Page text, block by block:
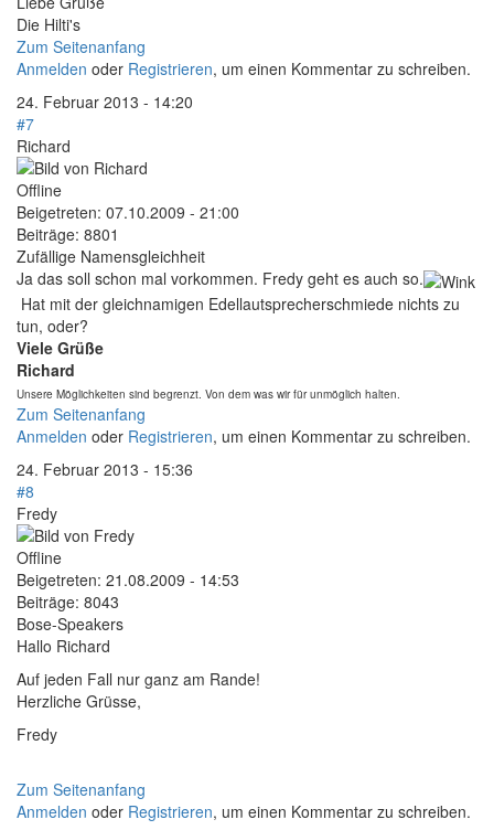
Die Hilti's
Zum Seitenanfang
Anmelden oder Registrieren, um einen Kommentar zu schreiben.
24. Februar 2013 - 14:20
#7
Richard
Offline
Beigetreten: 07.10.2009 - 21:00
Beiträge: 8801
Zufällige Namensgleichheit
Ja das soll schon mal vorkommen. Fredy geht es auch so.
Hat mit der gleichnamigen Edellautsprecherschmiede nichts zu
tun, oder?
Viele Grüße
Richard
Unsere Möglichkeiten sind begrenzt. Von dem was wir für unmöglich halten.
Zum Seitenanfang
Anmelden oder Registrieren, um einen Kommentar zu schreiben.
24. Februar 2013 - 15:36
#8
Fredy
Offline
Beigetreten: 21.08.2009 - 14:53
Beiträge: 8043
Bose-Speakers
Hallo Richard
Auf jeden Fall nur ganz am Rande!
Herzliche Grüsse,
Fredy
Zum Seitenanfang
Anmelden oder Registrieren, um einen Kommentar zu schreiben.